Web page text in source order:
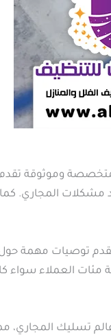
وموثوقة تقدم
مشكلات المجاري.
توصيات مهمة حول
العملاء سواء
تسليك المجاري،